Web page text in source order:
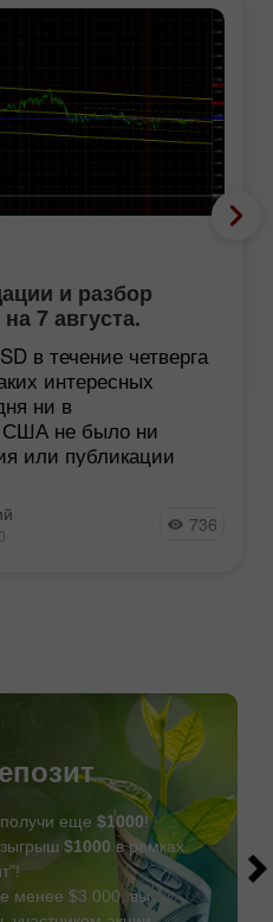
и разбор
7 августа.
в болоте
в течение четверга
интересных
ни в
США не было ни
или публикации
736
еще $1000!
$1000 в рамках
менее $3 000, вы